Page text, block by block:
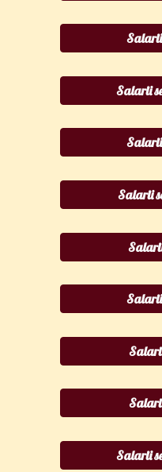
Salarii
Salarii
Salarii